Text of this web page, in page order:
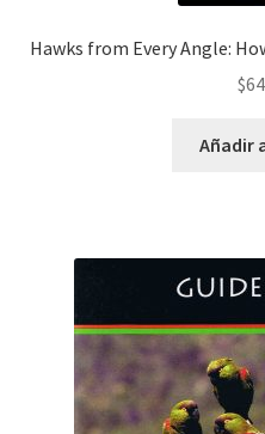
Hawks from Every Angle:
$
Añadir